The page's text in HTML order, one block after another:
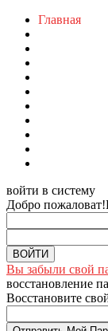
Главная
войти в систему
Добро пожаловат!
Вы забыли свой
восстановление
Восстановите